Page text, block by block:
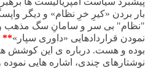
بار بردن «کیرِ خرِ نظام» و دیگر
"نظام" بی سر و سامانِ سگ مذهب و
نمودن قراردادهایی «داوری سپار»**
بوده و هست. درباره ی این کوشش ها
نوشتارهای چندی، اشاره هایی نموده